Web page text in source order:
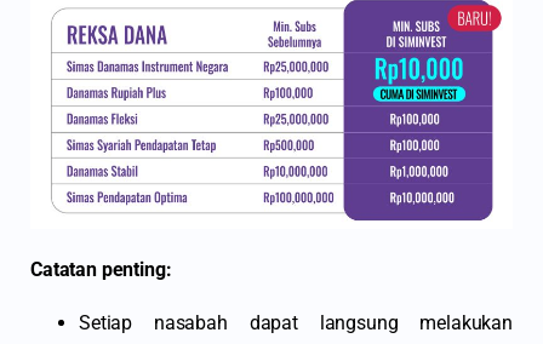
Catatan penting:
Setiap nasabah dapat langsung melakukan